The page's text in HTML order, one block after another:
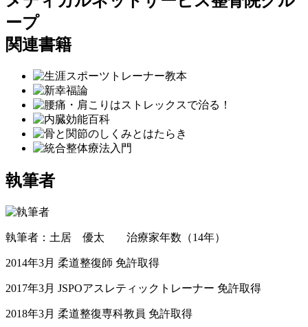
ープ
関連書籍
執筆者
執筆者：土居 優太 治療家年数（14年）
2014年3月 柔道整復師 免許取得
2017年3月 JSPOアスレティックトレーナー 免許取得
2018年3月 柔道整復専科教員 免許取得